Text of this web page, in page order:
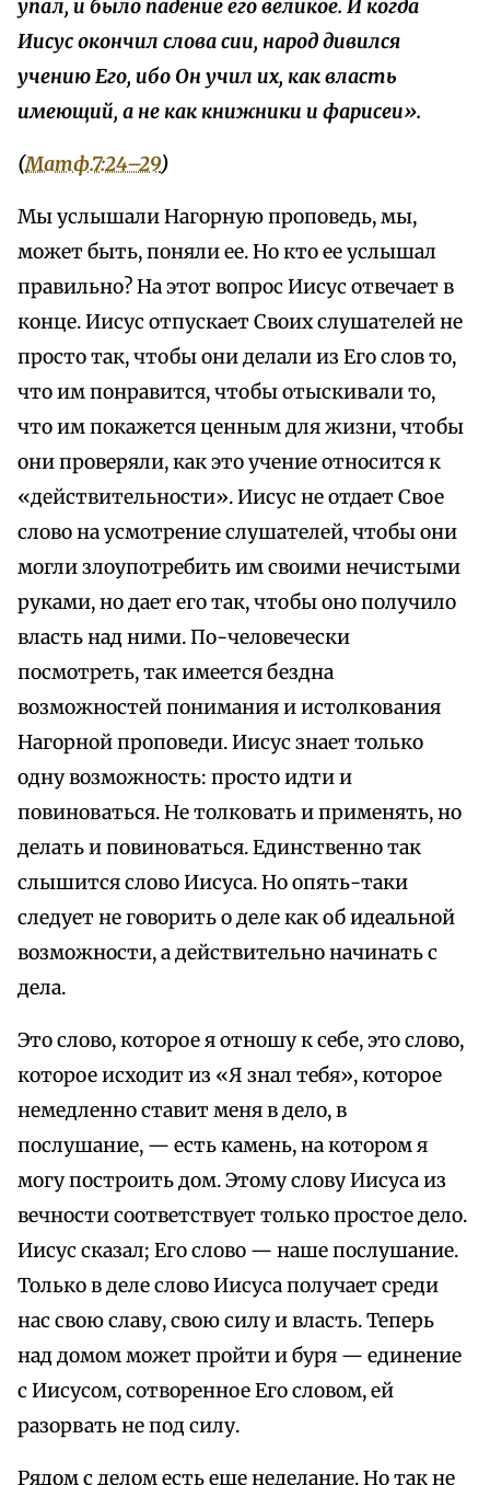
упал, и было падение его великое. И когда
Иисус окончил слова сии, народ дивился
учению Его, ибо Он учил их, как власть
имеющий, а не как книжники и фарисеи».
(Матф.7:24–29)
Мы услышали Нагорную проповедь, мы,
может быть, поняли ее. Но кто ее услышал
правильно? На этот вопрос Иисус отвечает в
конце. Иисус отпускает Своих слушателей не
просто так, чтобы они делали из Его слов то,
что им понравится, чтобы отыскивали то,
что им покажется ценным для жизни, чтобы
они проверяли, как это учение относится к
«действительности». Иисус не отдает Свое
слово на усмотрение слушателей, чтобы они
могли злоупотребить им своими нечистыми
руками, но дает его так, чтобы оно получило
власть над ними. По-человечески
посмотреть, так имеется бездна
возможностей понимания и истолкования
Нагорной проповеди. Иисус знает только
одну возможность: просто идти и
повиноваться. Не толковать и применять, но
делать и повиноваться. Единственно так
слышится слово Иисуса. Но опять-таки
следует не говорить о деле как об идеальной
возможности, а действительно начинать с
дела.
Это слово, которое я отношу к себе, это слово,
которое исходит из «Я знал тебя», которое
немедленно ставит меня в дело, в
послушание, — есть камень, на котором я
могу построить дом. Этому слову Иисуса из
вечности соответствует только простое дело.
Иисус сказал; Его слово — наше послушание.
Только в деле слово Иисуса получает среди
нас свою славу, свою силу и власть. Теперь
над домом может пройти и буря — единение
с Иисусом, сотворенное Его словом, ей
разорвать не под силу.
Рядом с делом есть еще неделание. Но так не